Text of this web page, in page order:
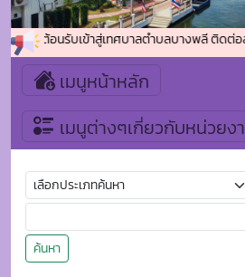
ค้นหา
นโยบายการคุ้มครอง
การเก็บรวบรวมข้อมูลส่วนบุคคล
๑. เพื่อความสะดวกในการให้บริการแก่
มาใช้บริการเว็บไซต์ของหน่วยงาน ทาง